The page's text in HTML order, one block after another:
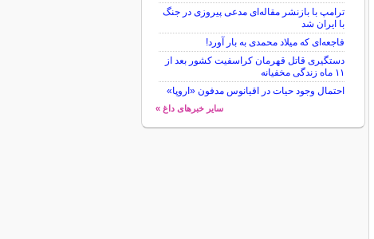
ترامپ با بازنشر مقاله‌ای مدعی پیروزی در جنگ
با ایران شد
فاجعه‌ای که میلاد محمدی به بار آورد!
دستگیری قاتل قهرمان کراسفیت کشور بعد از
۱۱ ماه زندگی مخفیانه
احتمال وجود حیات در اقیانوس مدفون «اروپا»
سایر خبرهای داغ »